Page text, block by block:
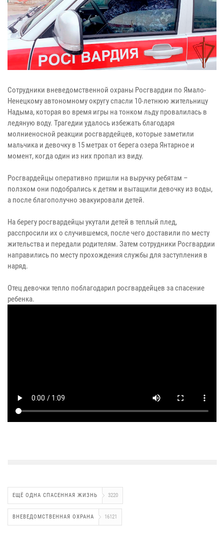
Сотрудники вневедомственной охраны Росгвардии по Ямало-
Ненецкому автономному округу спасли 10-летнюю жительницу
Надыма, которая во время игры на тонком льду провалилась в
ледяную воду. Трагедии удалось избежать благодаря
молниеносной реакции росгвардейцев, которые заметили
мальчика и девочку в 15 метрах от берега озера Янтарное и
момент, когда один из них пропал из виду.
Росгвардейцы оперативно пришли на выручку ребятам –
ползком они подобрались к детям и вытащили девочку из воды,
а после благополучно эвакуировали детей.
На берегу росгвардейцы укутали детей в теплый плед,
расспросили их о случившемся, после чего доставили по месту
жительства и передали родителям. Затем сотрудники Росгвардии
направились по месту прохождения службы для заступления в
наряд.
Отец девочки тепло поблагодарил росгвардейцев за спасение
ребенка.
ЕЩЁ ОДНА СПАСЕННАЯ ЖИЗНЬ 3220
ВНЕВЕДОМСТВЕННАЯ ОХРАНА 16121